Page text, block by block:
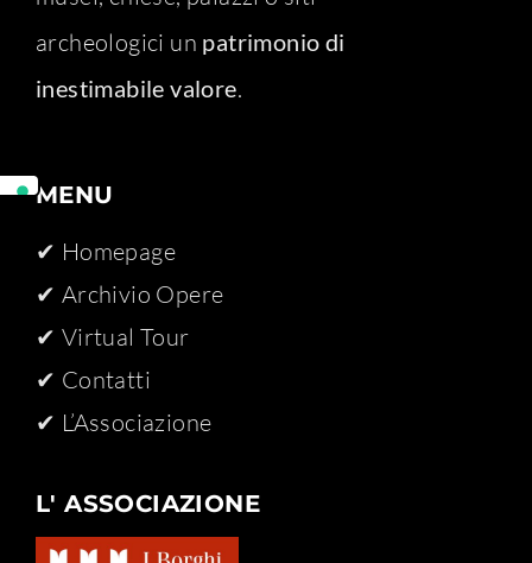
archeologici un patrimonio di
inestimabile valore.
MENU
✔ Homepage
✔ Archivio Opere​
✔ Virtual Tour
✔ Contatti
✔ L’Associazione
L' ASSOCIAZIONE